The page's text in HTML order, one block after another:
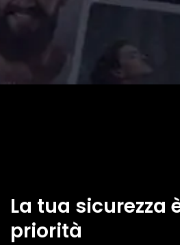
La tua sicurezza
priorità